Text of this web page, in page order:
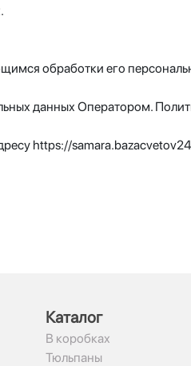
обработки его
данных Оператором.
https://
Каталог
В коробках
Тюльпаны